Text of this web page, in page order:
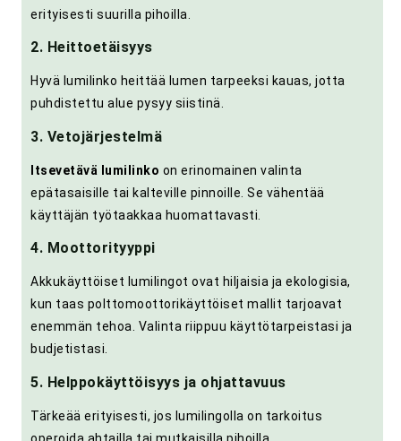
erityisesti suurilla pihoilla.
2. Heittoetäisyys
Hyvä lumilinko heittää lumen tarpeeksi kauas, jotta
puhdistettu alue pysyy siistinä.
3. Vetojärjestelmä
Itsevetävä lumilinko on erinomainen valinta
epätasaisille tai kalteville pinnoille. Se vähentää
käyttäjän työtaakkaa huomattavasti.
4. Moottorityyppi
Akkukäyttöiset lumilingot ovat hiljaisia ja ekologisia,
kun taas polttomoottorikäyttöiset mallit tarjoavat
enemmän tehoa. Valinta riippuu käyttötarpeistasi ja
budjetistasi.
5. Helppokäyttöisyys ja ohjattavuus
Tärkeää erityisesti, jos lumilingolla on tarkoitus
operoida ahtailla tai mutkaisilla pihoilla.